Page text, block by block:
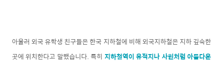
아울러 외국 유학생 친구들은 한국 지하철에 비해 외국지하철은 지하 깊숙한
곳에 위치한다고 말했습니다. 특히 지하철역이 유적지나 사원처럼 아름다운